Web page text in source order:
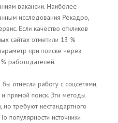
вакансии. Наиболее
исследования Рекадро,
Если качество откликов
сайтах отметили 13 %
при поиске через
работодателей.
отнесли работу с соцсетями,
прямой поиск. Эти методы
требуют нестандартного
популярности источники